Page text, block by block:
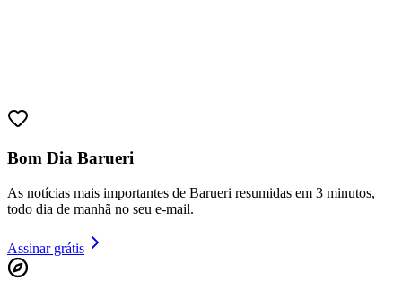
Bom Dia Barueri
As notícias mais importantes de Barueri resumidas em 3 minutos,
todo dia de manhã no seu e-mail.
Assinar grátis